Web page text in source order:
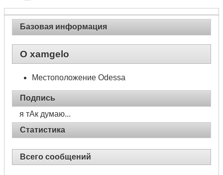
Базовая информация
О xamgelo
Местоположение Odessa
Подпись
я тАк думаю...
Статистика
Всего сообщений